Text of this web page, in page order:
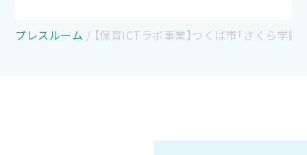
プレスルーム / 【保育ICTラボ事業】つくば市「さくら学